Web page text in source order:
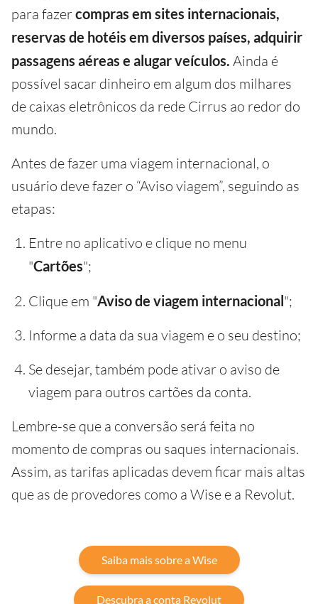
para fazercompras em sites internacionais,
reservas de hotéis em diversos países, adquirir
passagens aéreas e alugar veículos. Ainda é
possível sacar dinheiro em algum dos milhares
de caixas eletrônicos da rede Cirrus ao redor do
mundo.
Antes de fazer uma viagem internacional, o
usuário deve fazer o “Aviso viagem”, seguindo as
etapas:
Entre no aplicativo e clique no menu
"Cartões";
Clique em "Aviso de viagem internacional";
Informe a data da sua viagem e o seu destino;
Se desejar, também pode ativar o aviso de
viagem para outros cartões da conta.
Lembre-se que a conversão será feita no
momento de compras ou saques internacionais.
Assim, as tarifas aplicadas devem ficar mais altas
que as de provedores como a Wise e a Revolut.
Saiba mais sobre a Wise
Descubra a conta Revolut